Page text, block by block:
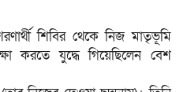
শিবির থেকে নিজ মাতৃভূমি
করতে যুদ্ধে গিয়েছিলেন বেশ